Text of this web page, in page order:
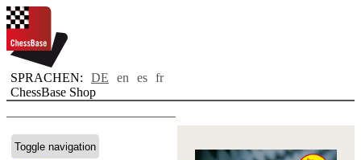
SPRACHEN: DE en es fr
ChessBase Shop
Toggle navigation